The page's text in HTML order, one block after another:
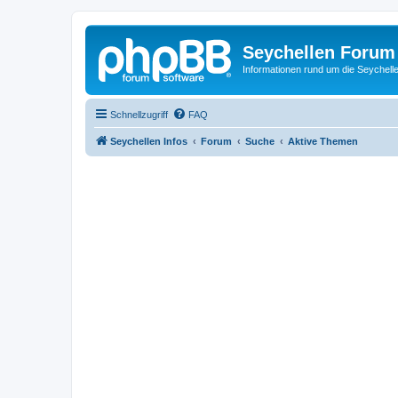
Seychellen Forum
Informationen rund um die
Schnellzugriff FAQ
Seychellen Infos Forum Suche Aktive Themen